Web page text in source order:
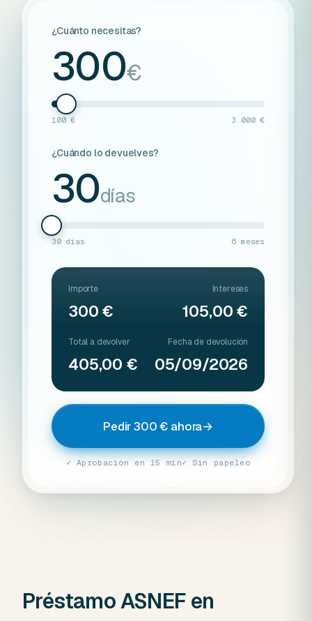
¿Cuánto necesitas?
300€
100 € 3.000 €
¿Cuándo lo devuelves?
30días
30 días 6 meses
Importe
300 €
Intereses
105,00 €
Total a devolver
405,00 €
Fecha de devolución
05/09/2026
Pedir 300 € ahora→
✓ Aprobación en 15 min✓ Sin papeleo
Préstamo ASNEF en